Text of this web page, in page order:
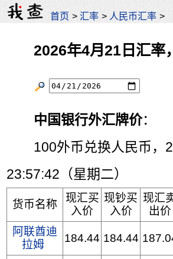
首页 >汇率 > 人民币汇率 >
2026年4月21日汇率
中国银行外汇牌价：
100外币兑换人民币，
23:57:42（星期二）
货币名称
现汇买
入价
现钞买
入价
现汇
出价
阿联酋迪
拉姆
184.44 184.44